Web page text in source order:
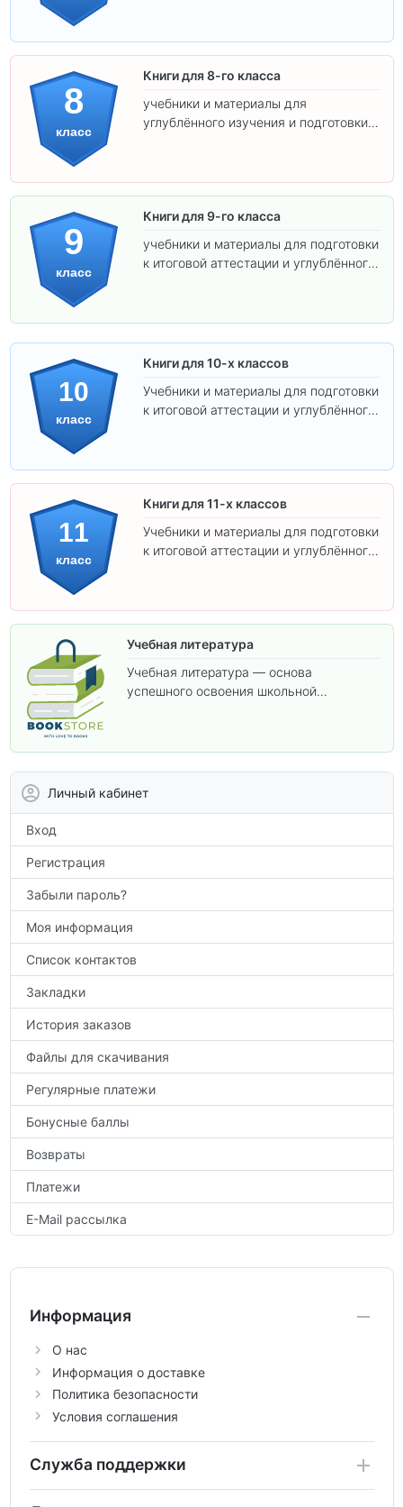
8
класс
Книги для 8-го класса
учебники и материалы для
углублённого изучения и подготовки к
9
класс
Книги для 9-го класса
учебники и материалы для подготовки
к итоговой аттестации и углублённого
10
класс
Книги для 10-х классов
Учебники и материалы для подготовки
к итоговой аттестации и углублённого
11
класс
Книги для 11-х классов
Учебники и материалы для подготовки
к итоговой аттестации и углублённого
Учебная литература
Учебная литература — основа
успешного освоения школьной
Личный кабинет
Вход
Регистрация
Забыли пароль?
Моя информация
Список контактов
Закладки
История заказов
Файлы для скачивания
Регулярные платежи
Бонусные баллы
Возвраты
Платежи
E-Mail рассылка
Информация
О нас
Информация о доставке
Политика безопасности
Условия соглашения
Служба поддержки